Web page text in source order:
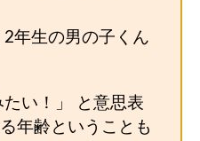
年生の男の子くん
い！」 と意思表
年齢ということも